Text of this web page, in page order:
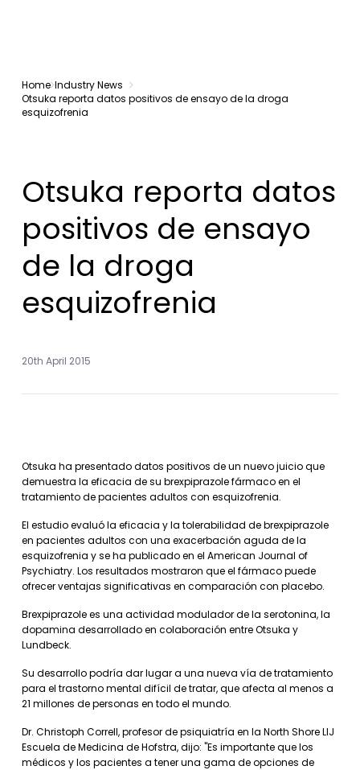
Home Industry News
Otsuka reporta datos positivos de ensayo de la droga
esquizofrenia
Otsuka reporta datos
positivos de ensayo
de la droga
esquizofrenia
20th April 2015
Otsuka ha presentado datos positivos de un nuevo juicio que
demuestra la eficacia de su brexpiprazole fármaco en el
tratamiento de pacientes adultos con esquizofrenia.
El estudio evaluó la eficacia y la tolerabilidad de brexpiprazole
en pacientes adultos con una exacerbación aguda de la
esquizofrenia y se ha publicado en el American Journal of
Psychiatry. Los resultados mostraron que el fármaco puede
ofrecer ventajas significativas en comparación con placebo.
Brexpiprazole es una actividad modulador de la serotonina, la
dopamina desarrollado en colaboración entre Otsuka y
Lundbeck.
Su desarrollo podría dar lugar a una nueva vía de tratamiento
para el trastorno mental difícil de tratar, que afecta al menos a
21 millones de personas en todo el mundo.
Dr. Christoph Correll, profesor de psiquiatría en la North Shore LIJ
Escuela de Medicina de Hofstra, dijo: "Es importante que los
médicos y los pacientes a tener una gama de opciones de